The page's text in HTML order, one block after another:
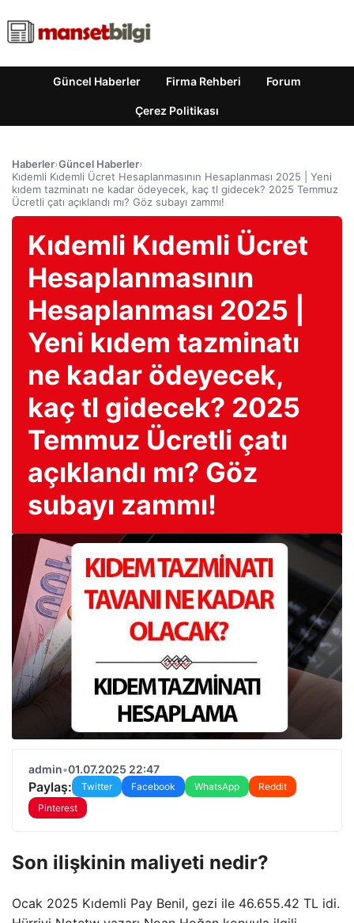
Güncel Haberler Firma Rehberi Forum
Çerez Politikası
Haberler›Güncel Haberler›
Kıdemli Kıdemli Ücret Hesaplanmasının Hesaplanması 2025 | Yeni
kıdem tazminatı ne kadar ödeyecek, kaç tl gidecek? 2025 Temmuz
Ücretli çatı açıklandı mı? Göz subayı zammı!
Kıdemli Kıdemli Ücret
Hesaplanmasının
Hesaplanması 2025 |
Yeni kıdem tazminatı
ne kadar ödeyecek,
kaç tl gidecek? 2025
Temmuz Ücretli çatı
açıklandı mı? Göz
subayı zammı!
admin•01.07.2025 22:47
Paylaş: Twitter Facebook WhatsApp
Reddit
Pinterest
Son ilişkinin maliyeti nedir?
Ocak 2025 Kıdemli Pay Benil, gezi ile 46.655.42 TL idi.